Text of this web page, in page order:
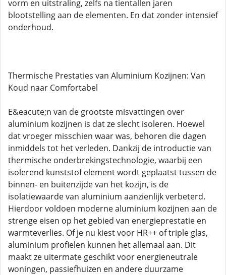
vorm en uitstraling, zelfs na tientallen jaren
blootstelling aan de elementen. En dat zonder intensief
onderhoud.
Thermische Prestaties van Aluminium Kozijnen: Van
Koud naar Comfortabel
E&eacute;n van de grootste misvattingen over
aluminium kozijnen is dat ze slecht isoleren. Hoewel
dat vroeger misschien waar was, behoren die dagen
inmiddels tot het verleden. Dankzij de introductie van
thermische onderbrekingstechnologie, waarbij een
isolerend kunststof element wordt geplaatst tussen de
binnen- en buitenzijde van het kozijn, is de
isolatiewaarde van aluminium aanzienlijk verbeterd.
Hierdoor voldoen moderne aluminium kozijnen aan de
strenge eisen op het gebied van energieprestatie en
warmteverlies. Of je nu kiest voor HR++ of triple glas,
aluminium profielen kunnen het allemaal aan. Dit
maakt ze uitermate geschikt voor energieneutrale
woningen, passiefhuizen en andere duurzame